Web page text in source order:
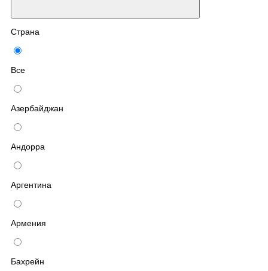
Страна
Все
Азербайджан
Андорра
Аргентина
Армения
Бахрейн